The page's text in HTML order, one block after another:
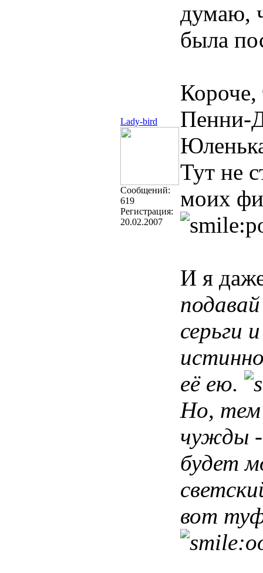
Lady-bird
Cообщений:
619
Регистрация:
20.02.2007
думаю,
была
Короче,
Пенни-
Тут не
моих
И я
серьги
её ею.
Но, тем
чужды -
будет
вот